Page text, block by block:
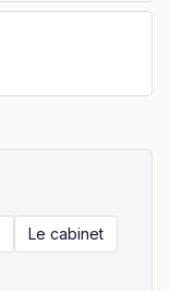
Le cabinet